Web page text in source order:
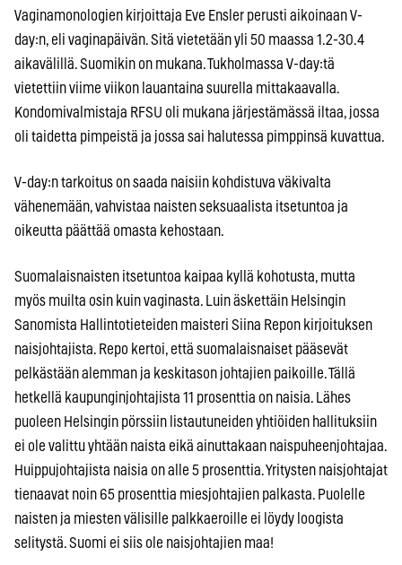
Vaginamonologien kirjoittaja Eve Ensler perusti aikoinaan V-
day:n, eli vaginapäivän. Sitä vietetään yli 50 maassa 1.2-30.4
aikavälillä. Suomikin on mukana. Tukholmassa V-day:tä
vietettiin viime viikon lauantaina suurella mittakaavalla.
Kondomivalmistaja RFSU oli mukana järjestämässä iltaa, jossa
oli taidetta pimpeistä ja jossa sai halutessa pimppinsä kuvattua.
V-day:n tarkoitus on saada naisiin kohdistuva väkivalta
vähenemään, vahvistaa naisten seksuaalista itsetuntoa ja
oikeutta päättää omasta kehostaan.
Suomalaisnaisten itsetuntoa kaipaa kyllä kohotusta, mutta
myös muilta osin kuin vaginasta. Luin äskettäin Helsingin
Sanomista Hallintotieteiden maisteri Siina Repon kirjoituksen
naisjohtajista. Repo kertoi, että suomalaisnaiset pääsevät
pelkästään alemman ja keskitason johtajien paikoille. Tällä
hetkellä kaupunginjohtajista 11 prosenttia on naisia. Lähes
puoleen Helsingin pörssiin listautuneiden yhtiöiden hallituksiin
ei ole valittu yhtään naista eikä ainuttakaan naispuheenjohtajaa.
Huippujohtajista naisia on alle 5 prosenttia. Yritysten naisjohtajat
tienaavat noin 65 prosenttia miesjohtajien palkasta. Puolelle
naisten ja miesten välisille palkkaeroille ei löydy loogista
selitystä. Suomi ei siis ole naisjohtajien maa!